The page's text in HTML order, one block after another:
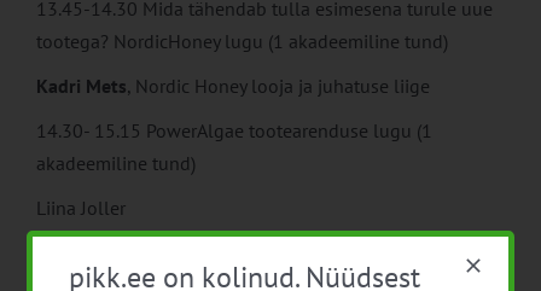
13.45-14.30 Mida tähendab tulla esimesena turule uue
tootega? NordicHoney lugu (1 akadeemiline tund)
Kadri Mets, Nordic Honey looja ja juhatuse liige
14.30- 15.15 PowerAlgae tootearenduse lugu (1
akadeemiline tund)
Liina Joller
pikk.ee on kolinud. Nüüdsest